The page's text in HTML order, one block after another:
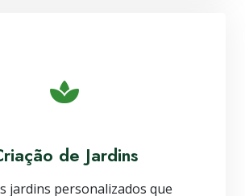
de Jardins
jardins personalizados que